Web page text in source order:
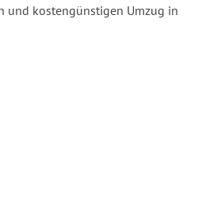
und kostengünstigen Umzug in